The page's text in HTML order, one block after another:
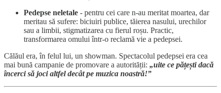
Pedepse neletale - pentru cei care n-au meritat moartea, dar
meritau să sufere: biciuiri publice, tăierea nasului, urechilor
sau a limbii, stigmatizarea cu fierul roșu. Practic,
transformarea omului într-o reclamă vie a pedepsei.
Călăul era, în felul lui, un showman. Spectacolul pedepsei era cea
mai bună campanie de promovare a autorității: „uite ce pățești dacă
încerci să joci altfel decât pe muzica noastră!”